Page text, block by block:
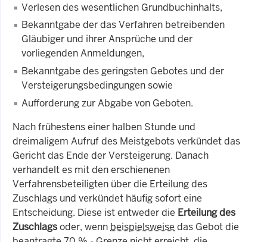
Verlesen des wesentlichen Grundbuchinhalts,
Bekanntgabe der das Verfahren betreibenden
Gläubiger und ihrer Ansprüche und der
vorliegenden Anmeldungen,
Bekanntgabe des geringsten Gebotes und der
Versteigerungsbedingungen sowie
Aufforderung zur Abgabe von Geboten.
Nach frühestens einer halben Stunde und
dreimaligem Aufruf des Meistgebots verkündet das
Gericht das Ende der Versteigerung. Danach
verhandelt es mit den erschienenen
Verfahrensbeteiligten über die Erteilung des
Zuschlags und verkündet häufig sofort eine
Entscheidung. Diese ist entweder die Erteilung des
Zuschlagsoder, wenn beispielsweise das Gebot die